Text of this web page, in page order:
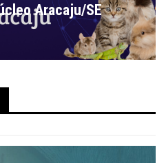
Aracaju/SE